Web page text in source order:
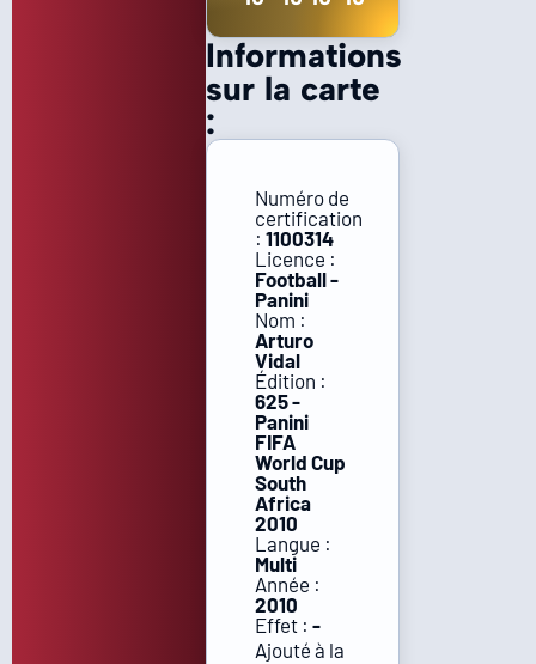
Informations
sur la carte
:
Numéro de
certification
: 1100314
Licence :
Football -
Panini
Nom :
Arturo
Vidal
Édition :
625 -
Panini
FIFA
World Cup
South
Africa
2010
Langue :
Multi
Année :
2010
Effet : -
Ajouté à la